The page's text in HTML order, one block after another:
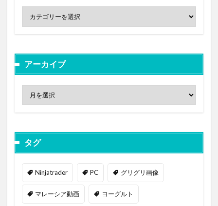
アーカイブ
タグ
Ninjatrader PC グリグリ画像
マレーシア動画 ヨーグルト